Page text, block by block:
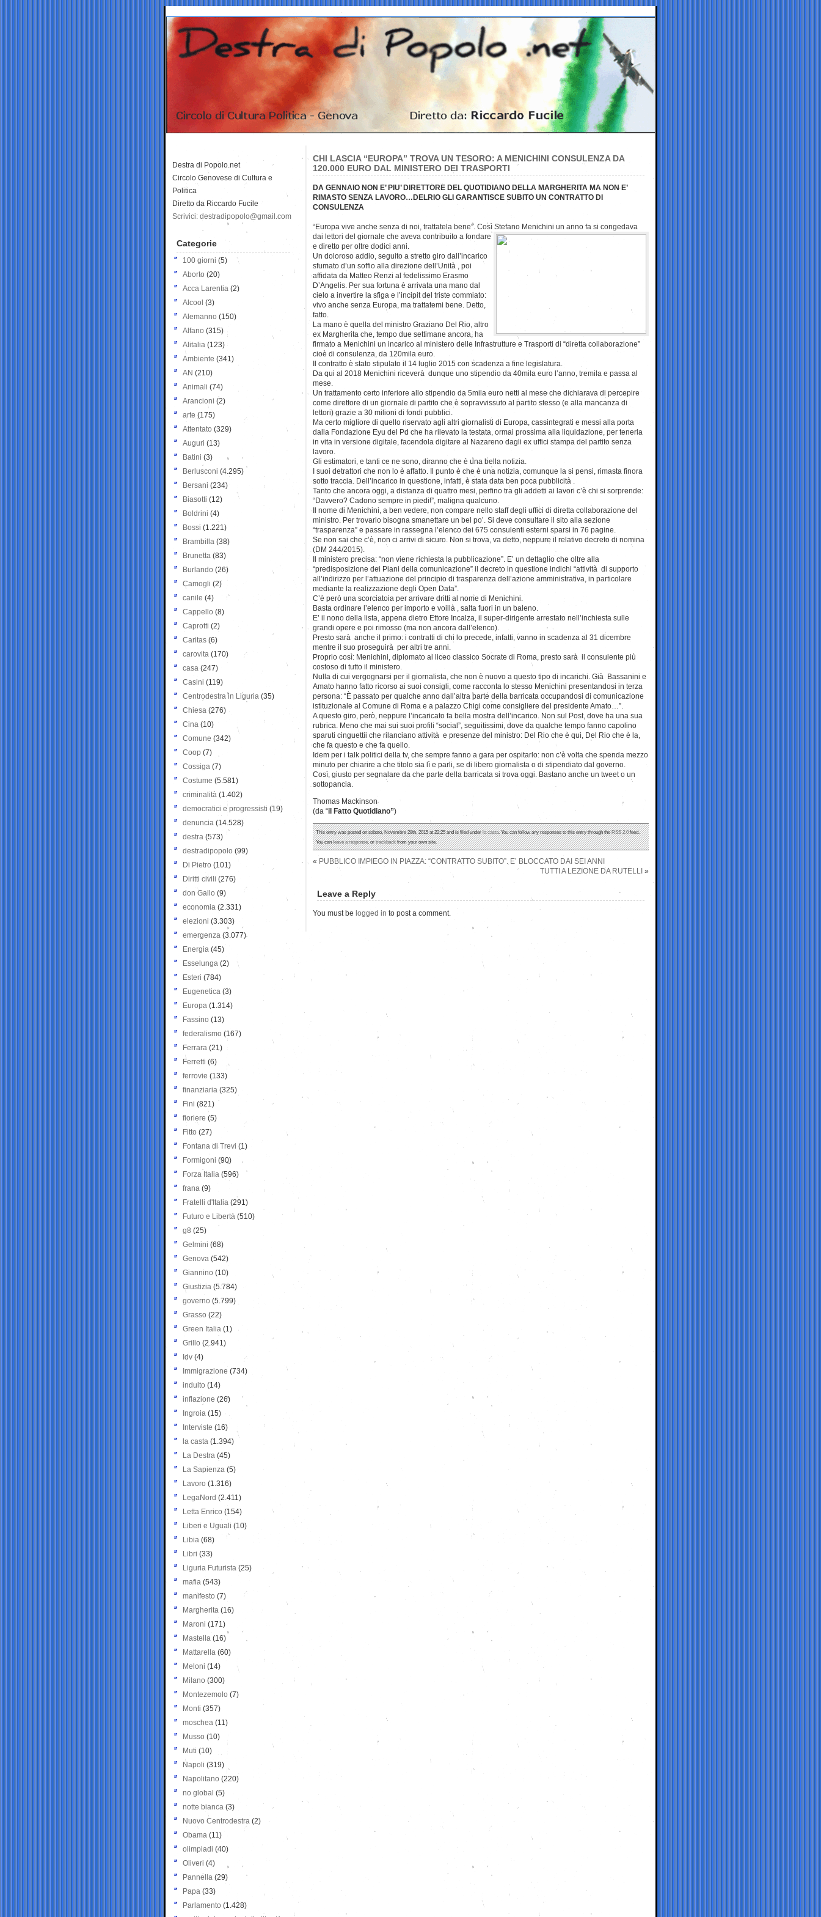
CHI LASCIA “EUROPA” TROVA UN TESORO: A MENICHINI CONSULENZA DA
120.000 EURO DAL MINISTERO DEI TRASPORTI
DA GENNAIO NON E’ PIU’ DIRETTORE DEL QUOTIDIANO DELLA MARGHERITA MA NON E’
RIMASTO SENZA LAVORO…DELRIO GLI GARANTISCE SUBITO UN CONTRATTO DI
CONSULENZA
“Europa vive anche senza di noi, trattatela bene”. Così Stefano Menichini un anno fa si congedava
dai lettori del giornale che aveva contribuito a fondare
e diretto per oltre dodici anni.
Un doloroso addio, seguito a stretto giro dall’incarico
sfumato d’un soffio alla direzione dell’Unità , poi
affidata da Matteo Renzi al fedelissimo Erasmo
D’Angelis. Per sua fortuna è arrivata una mano dal
cielo a invertire la sfiga e l’incipit del triste commiato:
vivo anche senza Europa, ma trattatemi bene. Detto,
fatto.
La mano è quella del ministro Graziano Del Rio, altro
ex Margherita che, tempo due settimane ancora, ha
firmato a Menichini un incarico al ministero delle Infrastrutture e Trasporti di “diretta collaborazione”
cioè di consulenza, da 120mila euro.
Il contratto è stato stipulato il 14 luglio 2015 con scadenza a fine legislatura.
Da qui al 2018 Menichini riceverà dunque uno stipendio da 40mila euro l’anno, tremila e passa al
mese.
Un trattamento certo inferiore allo stipendio da 5mila euro netti al mese che dichiarava di percepire
come direttore di un giornale di partito che è sopravvissuto al partito stesso (e alla mancanza di
lettori) grazie a 30 milioni di fondi pubblici.
Ma certo migliore di quello riservato agli altri giornalisti di Europa, cassintegrati e messi alla porta
dalla Fondazione Eyu del Pd che ha rilevato la testata, ormai prossima alla liquidazione, per tenerla
in vita in versione digitale, facendola digitare al Nazareno dagli ex uffici stampa del partito senza
lavoro.
Gli estimatori, e tanti ce ne sono, diranno che è una bella notizia.
I suoi detrattori che non lo è affatto. Il punto è che è una notizia, comunque la si pensi, rimasta finora
sotto traccia. Dell’incarico in questione, infatti, è stata data ben poca pubblicità .
Tanto che ancora oggi, a distanza di quattro mesi, perfino tra gli addetti ai lavori c’è chi si sorprende:
“Davvero? Cadono sempre in piedi!”, maligna qualcuno.
Il nome di Menichini, a ben vedere, non compare nello staff degli uffici di diretta collaborazione del
ministro. Per trovarlo bisogna smanettare un bel po’. Si deve consultare il sito alla sezione
“trasparenza” e passare in rassegna l’elenco dei 675 consulenti esterni sparsi in 76 pagine.
Se non sai che c’è, non ci arrivi di sicuro. Non si trova, va detto, neppure il relativo decreto di nomina
(DM 244/2015).
Il ministero precisa: “non viene richiesta la pubblicazione”. E’ un dettaglio che oltre alla
“predisposizione dei Piani della comunicazione” il decreto in questione indichi “attività di supporto
all’indirizzo per l’attuazione del principio di trasparenza dell’azione amministrativa, in particolare
mediante la realizzazione degli Open Data”.
C’è però una scorciatoia per arrivare dritti al nome di Menichini.
Basta ordinare l’elenco per importo e voillà , salta fuori in un baleno.
E’ il nono della lista, appena dietro Ettore Incalza, il super-dirigente arrestato nell’inchiesta sulle
grandi opere e poi rimosso (ma non ancora dall’elenco).
Presto sarà anche il primo: i contratti di chi lo precede, infatti, vanno in scadenza al 31 dicembre
mentre il suo proseguirà per altri tre anni.
Proprio così: Menichini, diplomato al liceo classico Socrate di Roma, presto sarà il consulente più
costoso di tutto il ministero.
Nulla di cui vergognarsi per il giornalista, che non è nuovo a questo tipo di incarichi. Già Bassanini e
Amato hanno fatto ricorso ai suoi consigli, come racconta lo stesso Menichini presentandosi in terza
persona: “È passato per qualche anno dall’altra parte della barricata occupandosi di comunicazione
istituzionale al Comune di Roma e a palazzo Chigi come consigliere del presidente Amato…”.
A questo giro, però, neppure l’incaricato fa bella mostra dell’incarico. Non sul Post, dove ha una sua
rubrica. Meno che mai sui suoi profili “social”, seguitissimi, dove da qualche tempo fanno capolino
sparuti cinguettii che rilanciano attività e presenze del ministro: Del Rio che è qui, Del Rio che è la,
che fa questo e che fa quello.
Idem per i talk politici della tv, che sempre fanno a gara per ospitarlo: non c’è volta che spenda mezzo
minuto per chiarire a che titolo sia lì e parli, se di libero giornalista o di stipendiato dal governo.
Così, giusto per segnalare da che parte della barricata si trova oggi. Bastano anche un tweet o un
sottopancia.
Thomas Mackinson
(da “il Fatto Quotidiano”)
This entry was posted on sabato, Novembre 28th, 2015 at 22:25 and is filed underla casta. You can follow any responses to this entry through theRSS 2.0feed.
You canleave a response, ortrackbackfrom your own site.
« PUBBLICO IMPIEGO IN PIAZZA: “CONTRATTO SUBITO”. E’ BLOCCATO DAI SEI ANNI
TUTTI A LEZIONE DA RUTELLI »
Leave a Reply
You must be logged in to post a comment.
Destra di Popolo.net
Circolo Genovese di Cultura e
Politica
Diretto da Riccardo Fucile
Scrivici: destradipopolo@gmail.com
Categorie
100 giorni (5)
Aborto (20)
Acca Larentia (2)
Alcool (3)
Alemanno (150)
Alfano (315)
Alitalia (123)
Ambiente (341)
AN (210)
Animali (74)
Arancioni (2)
arte (175)
Attentato (329)
Auguri (13)
Batini (3)
Berlusconi (4.295)
Bersani (234)
Biasotti (12)
Boldrini (4)
Bossi (1.221)
Brambilla (38)
Brunetta (83)
Burlando (26)
Camogli (2)
canile (4)
Cappello (8)
Caprotti (2)
Caritas (6)
carovita (170)
casa (247)
Casini (119)
Centrodestra in Liguria (35)
Chiesa (276)
Cina (10)
Comune (342)
Coop (7)
Cossiga (7)
Costume (5.581)
criminalità (1.402)
democratici e progressisti (19)
denuncia (14.528)
destra (573)
destradipopolo (99)
Di Pietro (101)
Diritti civili (276)
don Gallo (9)
economia (2.331)
elezioni (3.303)
emergenza (3.077)
Energia (45)
Esselunga (2)
Esteri (784)
Eugenetica (3)
Europa (1.314)
Fassino (13)
federalismo (167)
Ferrara (21)
Ferretti (6)
ferrovie (133)
finanziaria (325)
Fini (821)
fioriere (5)
Fitto (27)
Fontana di Trevi (1)
Formigoni (90)
Forza Italia (596)
frana (9)
Fratelli d'Italia (291)
Futuro e Libertà (510)
g8 (25)
Gelmini (68)
Genova (542)
Giannino (10)
Giustizia (5.784)
governo (5.799)
Grasso (22)
Green Italia (1)
Grillo (2.941)
Idv (4)
Immigrazione (734)
indulto (14)
inflazione (26)
Ingroia (15)
Interviste (16)
la casta (1.394)
La Destra (45)
La Sapienza (5)
Lavoro (1.316)
LegaNord (2.411)
Letta Enrico (154)
Liberi e Uguali (10)
Libia (68)
Libri (33)
Liguria Futurista (25)
mafia (543)
manifesto (7)
Margherita (16)
Maroni (171)
Mastella (16)
Mattarella (60)
Meloni (14)
Milano (300)
Montezemolo (7)
Monti (357)
moschea (11)
Musso (10)
Muti (10)
Napoli (319)
Napolitano (220)
no global (5)
notte bianca (3)
Nuovo Centrodestra (2)
Obama (11)
olimpiadi (40)
Oliveri (4)
Pannella (29)
Papa (33)
Parlamento (1.428)